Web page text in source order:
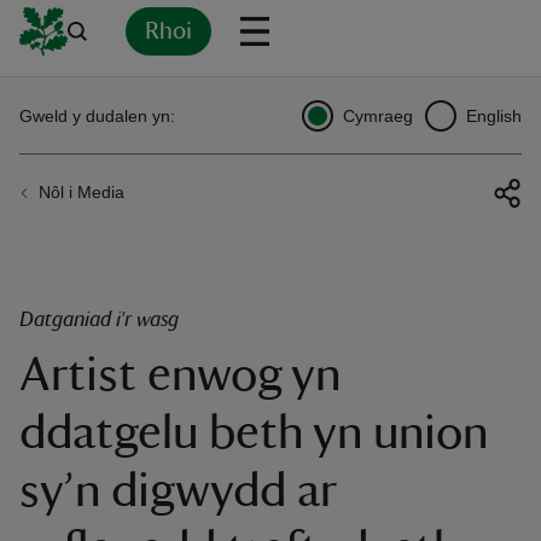
Rhoi
Nôl i Media
Gweld y dudalen yn: Cymraeg English
Datganiad i'r wasg
Artist enwog yn
ddatgelu beth yn union
sy’n digwydd ar